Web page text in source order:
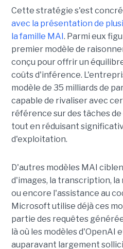
Cette stratégie s'est
avec la présentation de
la famille MAI . Parmi eux
premier modèle de
conçu pour offrir un
coûts d'inférence.
modèle de 35 milliards de
capable de rivaliser avec
référence sur des tâches
tout en réduisant
d'exploitation.
D'autres modèles MAI
d'images, la transcription,
ou encore l'assistance au
Microsoft utilise déjà ces
partie des requêtes
là où les modèles
auparavant largement